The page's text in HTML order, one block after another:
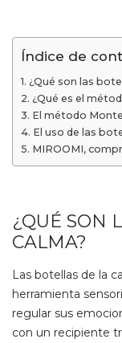
Índice de
¿Qué son las
¿Qué es el
El método
El uso de las
MIROOMI,
¿QUÉ SON
CALMA?
Las botellas de la
herramienta
regular sus
con un recipiente